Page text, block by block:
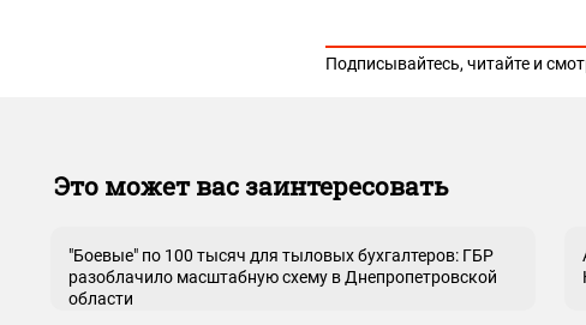
Подписывайтесь, читайте и
Это может вас заинтересовать
"Боевые" по 100 тысяч для тыловых бухгалтеров: ГБР
разоблачило масштабную схему в Днепропетровской
области